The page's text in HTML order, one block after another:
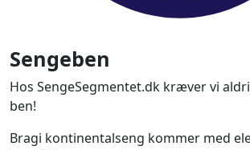
Sengeben
Hos SengeSegmentet.dk kræver vi
ben!
Bragi kontinentalseng kommer med